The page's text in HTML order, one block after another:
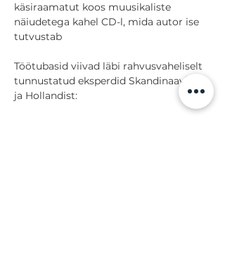
käsiraamatut koos muusikaliste
näiudetega kahel CD-l, mida autor ise
tutvustab
Töötubasid viivad läbi rahvusvaheliselt
tunnustatud eksperdid Skandinaaviast
ja Hollandist: